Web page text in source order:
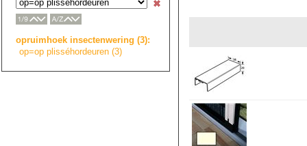
opruimhoek insectenwering (3):
op=op plisséhordeuren (3)